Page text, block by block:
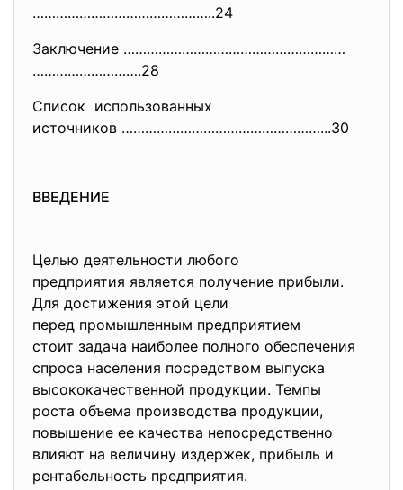
………………………………………..24
Заключение …………………………………………………
……………………….28
Список использованных
источников ……………………………………………...30
ВВЕДЕНИЕ
Целью деятельности любого
предприятия является получение прибыли.
Для достижения этой цели
перед промышленным предприятием
стоит задача наиболее полного обеспечения
спроса населения посредством выпуска
высококачественной продукции. Темпы
роста объема производства продукции,
повышение ее качества непосредственно
влияют на величину издержек, прибыль и
рентабельность предприятия.